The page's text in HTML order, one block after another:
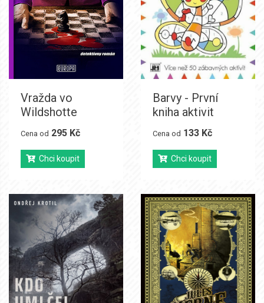
Vražda vo
Wildshotte
Cena od 295 Kč
Chci koupit
Barvy - První
kniha aktivit
Cena od 133 Kč
Chci koupit